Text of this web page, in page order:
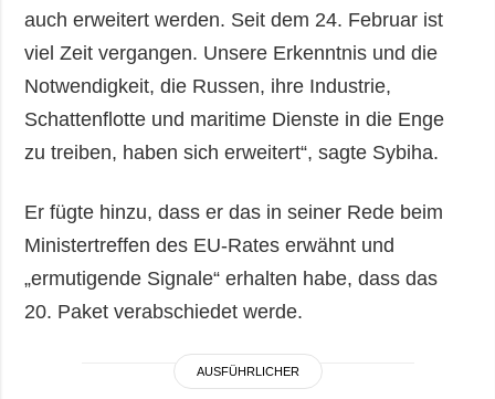
auch erweitert werden. Seit dem 24. Februar ist
viel Zeit vergangen. Unsere Erkenntnis und die
Notwendigkeit, die Russen, ihre Industrie,
Schattenflotte und maritime Dienste in die Enge
zu treiben, haben sich erweitert“, sagte Sybiha.
Er fügte hinzu, dass er das in seiner Rede beim
Ministertreffen des EU-Rates erwähnt und
„ermutigende Signale“ erhalten habe, dass das
20. Paket verabschiedet werde.
AUSFÜHRLICHER